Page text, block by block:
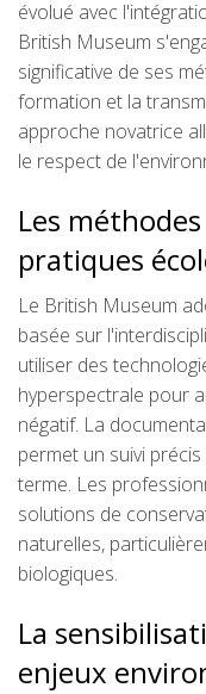
évolué avec
British Museum
significative de ses
formation et la
approche novatrice
le respect de
Les
pratiques
Le British Museum
basée sur
utiliser des
hyperspectrale pour
négatif. La
permet un suivi
terme. Les
solutions de
naturelles,
biologiques.
La
enjeux